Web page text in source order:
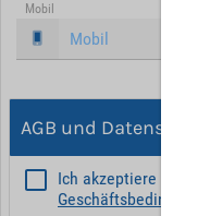
Mobil
AGB und Datenschutz
Ich akzeptiere die
Geschäftsbedingungen